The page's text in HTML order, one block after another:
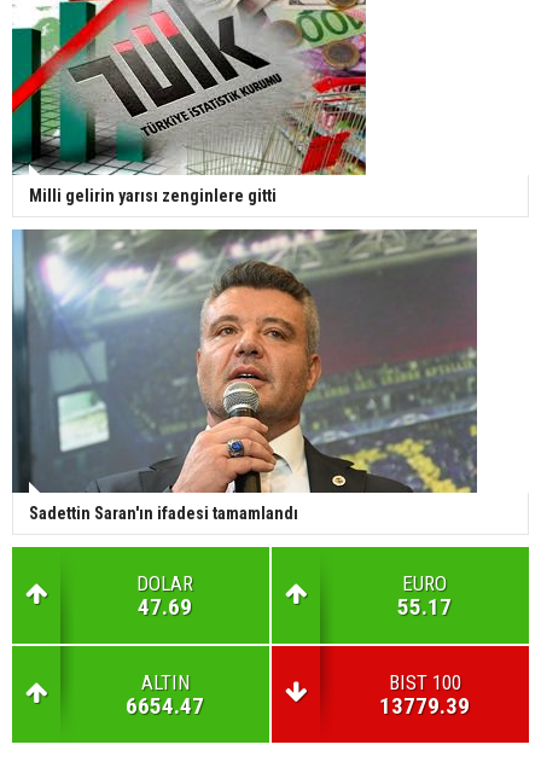
Milli gelirin yarısı zenginlere gitti
Sadettin Saran'ın ifadesi tamamlandı
DOLAR
47.69
EURO
55.17
ALTIN
6654.47
BIST 100
13779.39